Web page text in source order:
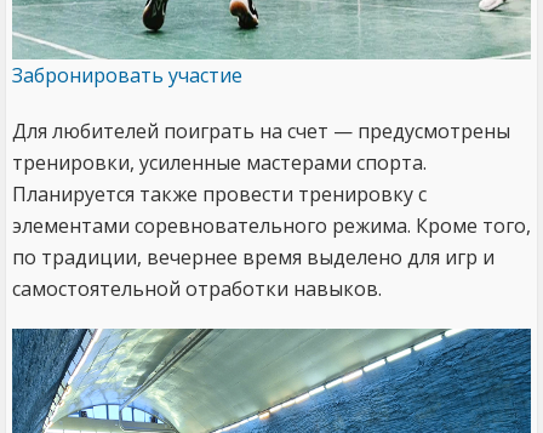
Забронировать участие
Для любителей поиграть на счет — предусмотрены
тренировки, усиленные мастерами спорта.
Планируется также провести тренировку с
элементами соревновательного режима. Кроме того,
по традиции, вечернее время выделено для игр и
самостоятельной отработки навыков.